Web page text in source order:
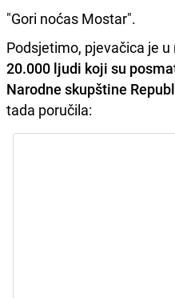
"Gori noćas Mostar".
Podsjetimo, pjevačica je
20.000 ljudi koji su
Narodne skupštine
tada poručila: